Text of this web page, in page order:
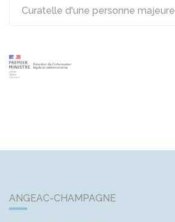
Curatelle d'une personne majeure
ANGEAC-CHAMPAGNE